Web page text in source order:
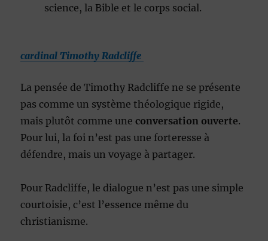
science, la Bible et le corps social.
cardinal Timothy Radcliffe
La pensée de Timothy Radcliffe ne se présente
pas comme un système théologique rigide,
mais plutôt comme uneconversation ouverte.
Pour lui, la foi n’est pas une forteresse à
défendre, mais un voyage à partager.
Pour Radcliffe, le dialogue n’est pas une simple
courtoisie, c’est l’essence même du
christianisme.